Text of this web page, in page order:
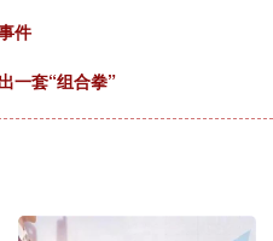
件
一套“组合拳”